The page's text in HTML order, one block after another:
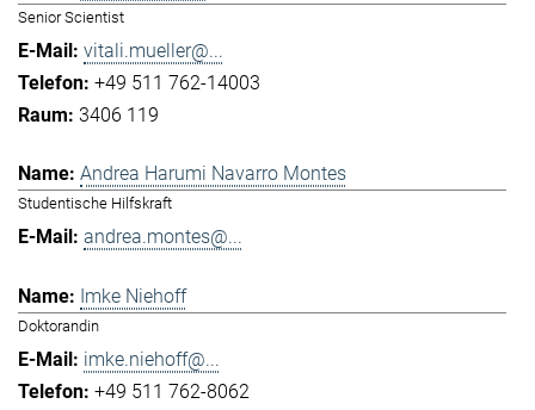
Senior Scientist
vitali.mueller@...
+49 511 762-14003
3406 119
Andrea Harumi Navarro Montes
Studentische Hilfskraft
andrea.montes@...
Imke Niehoff
Doktorandin
imke.niehoff@...
+49 511 762-8062